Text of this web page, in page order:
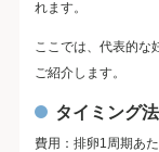
れます。
ここでは、代表的な
ご紹介します。
タイミング法
費用：排卵1周期あ